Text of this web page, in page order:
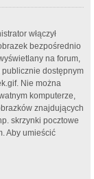
włączył
bezpośrednio
na forum,
dostępnym
Nie można
komputerze,
znajdujących
skrzynki pocztowe
Aby umieścić